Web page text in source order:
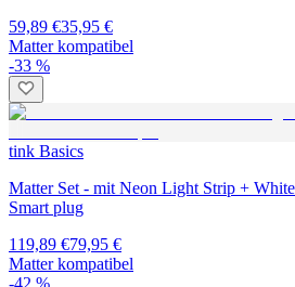
59,89 €35,95 €
Matter kompatibel
-33 %
tink Basics
Matter Set - mit Neon Light Strip +
Smart plug
119,89 €79,95 €
Matter kompatibel
-42 %